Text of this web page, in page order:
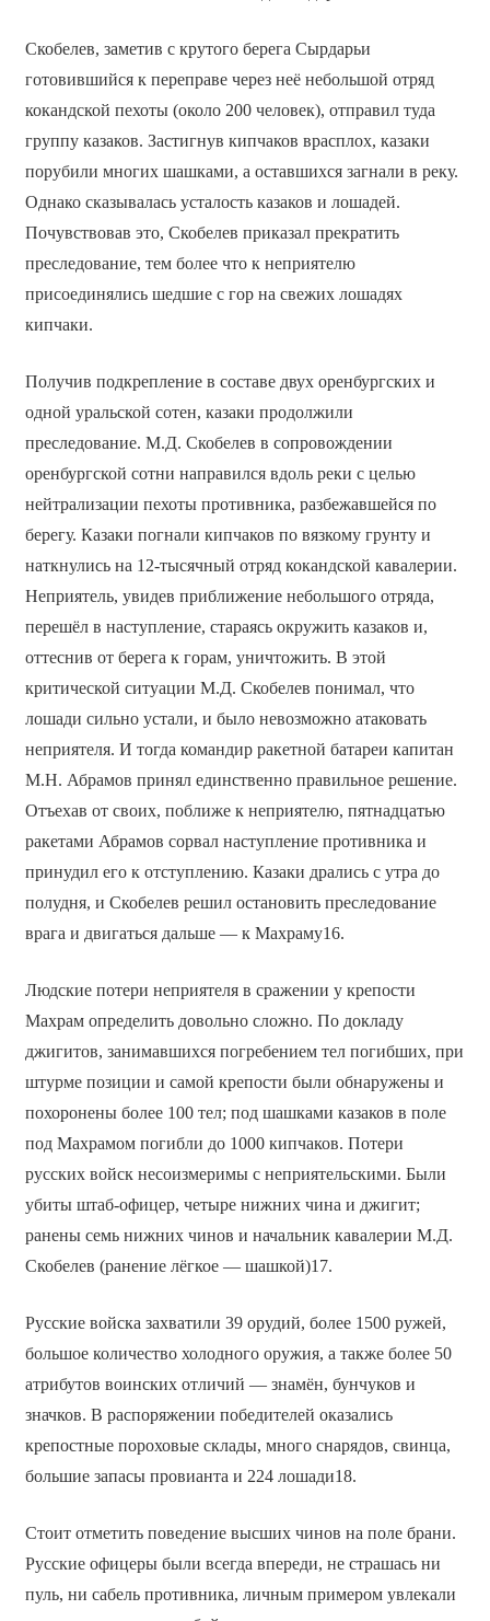
Скобелев, заметив с крутого берега Сырдарьи
готовившийся к переправе через неё небольшой отряд
кокандской пехоты (около 200 человек), отправил туда
группу казаков. Застигнув кипчаков врасплох, казаки
порубили многих шашками, а оставшихся загнали в реку.
Однако сказывалась усталость казаков и лошадей.
Почувствовав это, Скобелев приказал прекратить
преследование, тем более что к неприятелю
присоединялись шедшие с гор на свежих лошадях
кипчаки.
Получив подкрепление в составе двух оренбургских и
одной уральской сотен, казаки продолжили
преследование. М.Д. Скобелев в сопровождении
оренбургской сотни направился вдоль реки с целью
нейтрализации пехоты противника, разбежавшейся по
берегу. Казаки погнали кипчаков по вязкому грунту и
наткнулись на 12-тысячный отряд кокандской кавалерии.
Неприятель, увидев приближение небольшого отряда,
перешёл в наступление, стараясь окружить казаков и,
оттеснив от берега к горам, уничтожить. В этой
критической ситуации М.Д. Скобелев понимал, что
лошади сильно устали, и было невозможно атаковать
неприятеля. И тогда командир ракетной батареи капитан
М.Н. Абрамов принял единственно правильное решение.
Отъехав от своих, поближе к неприятелю, пятнадцатью
ракетами Абрамов сорвал наступление противника и
принудил его к отступлению. Казаки дрались с утра до
полудня, и Скобелев решил остановить преследование
врага и двигаться дальше — к Махраму16.
Людские потери неприятеля в сражении у крепости
Махрам определить довольно сложно. По докладу
джигитов, занимавшихся погребением тел погибших, при
штурме позиции и самой крепости были обнаружены и
похоронены более 100 тел; под шашками казаков в поле
под Махрамом погибли до 1000 кипчаков. Потери
русских войск несоизмеримы с неприятельскими. Были
убиты штаб-офицер, четыре нижних чина и джигит;
ранены семь нижних чинов и начальник кавалерии М.Д.
Скобелев (ранение лёгкое — шашкой)17.
Русские войска захватили 39 орудий, более 1500 ружей,
большое количество холодного оружия, а также более 50
атрибутов воинских отличий — знамён, бунчуков и
значков. В распоряжении победителей оказались
крепостные пороховые склады, много снарядов, свинца,
большие запасы провианта и 224 лошади18.
Стоит отметить поведение высших чинов на поле брани.
Русские офицеры были всегда впереди, не страшась ни
пуль, ни сабель противника, личным примером увлекали